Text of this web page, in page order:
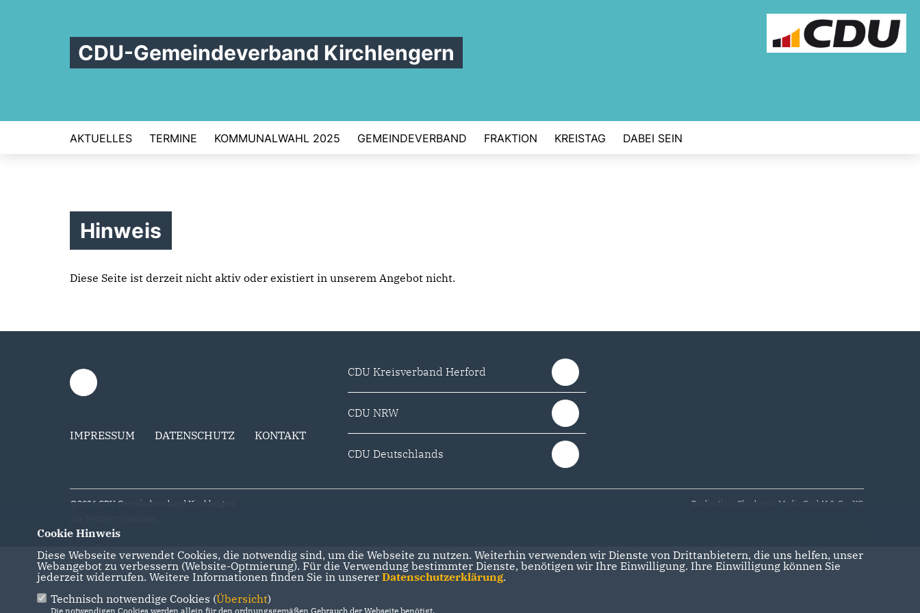
CDU-Gemeindeverband Kirchlengern
AKTUELLES TERMINE KOMMUNALWAHL 2025 GEMEINDEVERBAND FRAKTION KREISTAG DABEI SEIN
Hinweis
Diese Seite ist derzeit nicht aktiv oder existiert in unserem Angebot nicht.
IMPRESSUM DATENSCHUTZ KONTAKT
CDU Kreisverband Herford
CDU NRW
CDU Deutschlands
@2026 CDU Gemeindeverband Kirchlengern
Realisation: Sharkness Media GmbH & Co. KG
Cookie Hinweis
Diese Webseite verwendet Cookies, die notwendig sind, um die Webseite zu nutzen. Weiterhin verwenden wir Dienste von Drittanbietern, die uns helfen, unser
Webangebot zu verbessern (Website-Optmierung). Für die Verwendung bestimmter Dienste, benötigen wir Ihre Einwilligung. Ihre Einwilligung können Sie
jederzeit widerrufen. Weitere Informationen finden Sie in unserer Datenschutzerklärung.
Technisch notwendige Cookies (Übersicht)
Die notwendigen Cookies werden allein für den ordnungsgemäßen Gebrauch der Webseite benötigt.